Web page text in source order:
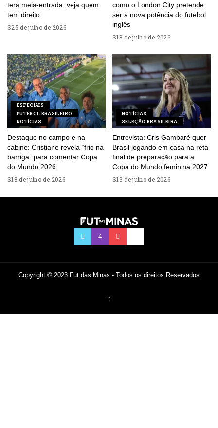
terá meia-entrada; veja quem
tem direito
25 de julho de 2026
como o London City pretende
ser a nova potência do futebol
inglês
18 de julho de 2026
ESPECIAIS
FUTEBOL BRASILEIRO
NOTÍCIAS
Destaque no campo e na
cabine: Cristiane revela “frio na
barriga” para comentar Copa
do Mundo 2026
18 de julho de 2026
NOTÍCIAS
SELEÇÃO BRASILEIRA
Entrevista: Cris Gambaré quer
Brasil jogando em casa na reta
final de preparação para a
Copa do Mundo feminina 2027
13 de julho de 2026
Copyright © 2023 Fut das Minas - Todos os direitos Reservados
↑